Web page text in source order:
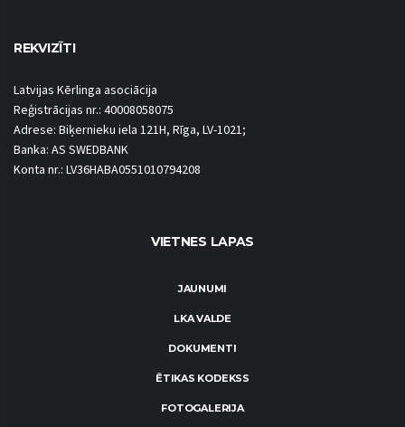
REKVIZĪTI
Latvijas Kērlinga asociācija
Reģistrācijas nr.: 40008058075
Adrese: Biķernieku iela 121H, Rīga, LV-1021;
Banka: AS SWEDBANK
Konta nr.: LV36HABA0551010794208
VIETNES LAPAS
JAUNUMI
LKA VALDE
DOKUMENTI
ĒTIKAS KODEKSS
FOTOGALERIJA